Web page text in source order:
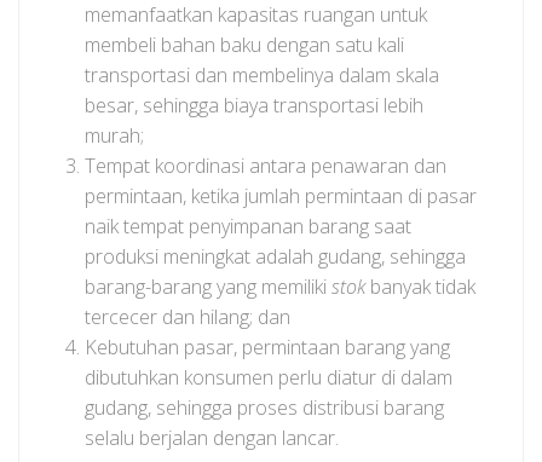
memanfaatkan kapasitas ruangan untuk
membeli bahan baku dengan satu kali
transportasi dan membelinya dalam skala
besar, sehingga biaya transportasi lebih
murah;
Tempat koordinasi antara penawaran dan
permintaan, ketika jumlah permintaan di pasar
naik tempat penyimpanan barang saat
produksi meningkat adalah gudang, sehingga
barang-barang yang memilikistokbanyak tidak
tercecer dan hilang; dan
Kebutuhan pasar, permintaan barang yang
dibutuhkan konsumen perlu diatur di dalam
gudang, sehingga proses distribusi barang
selalu berjalan dengan lancar.